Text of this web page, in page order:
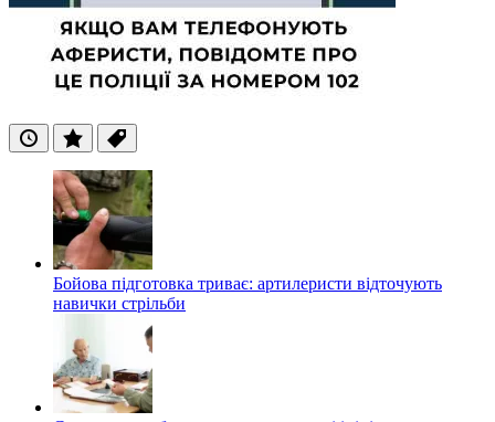
ОстанніПопулярні
Теги
Бойова підготовка триває: артилеристи відточують
навички стрільби